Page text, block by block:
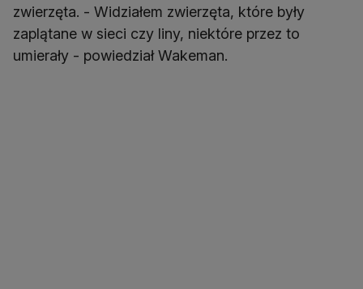
zwierzęta. - Widziałem zwierzęta, które były
zaplątane w sieci czy liny, niektóre przez to
umierały - powiedział Wakeman.